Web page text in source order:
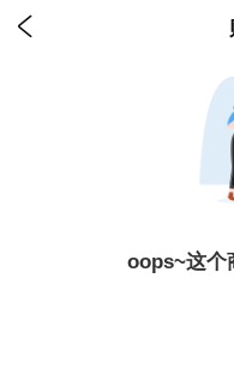

oops~这个